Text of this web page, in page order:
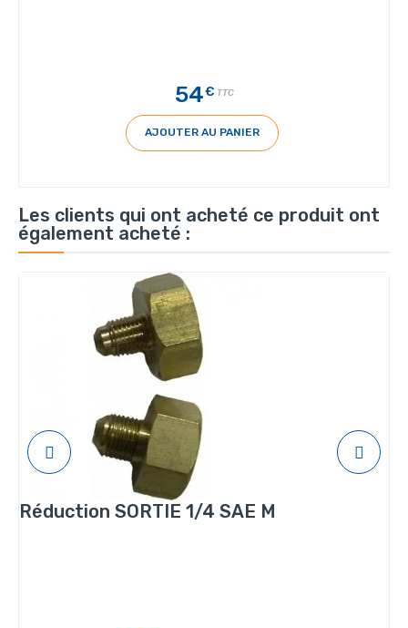
54€ TTC
AJOUTER AU PANIER
Les clients qui ont acheté ce produit ont
également acheté :
Réduction SORTIE 1/4 SAE M